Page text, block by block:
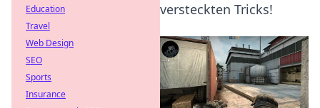
versteckten Tricks!
Education
Travel
Web Design
SEO
Sports
Insurance